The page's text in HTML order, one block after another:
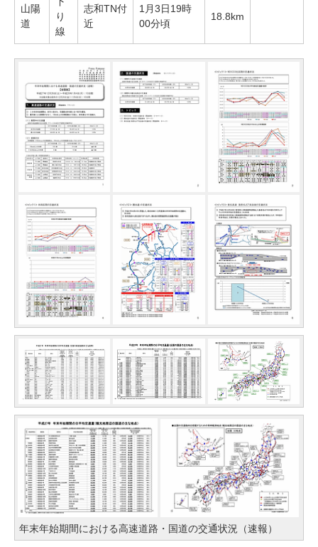
山陽
道
り
線
志和TN付
近
1月3日19時
00分頃
18.8km
年末年始期間における高速道路・国道の交通状況（速報）